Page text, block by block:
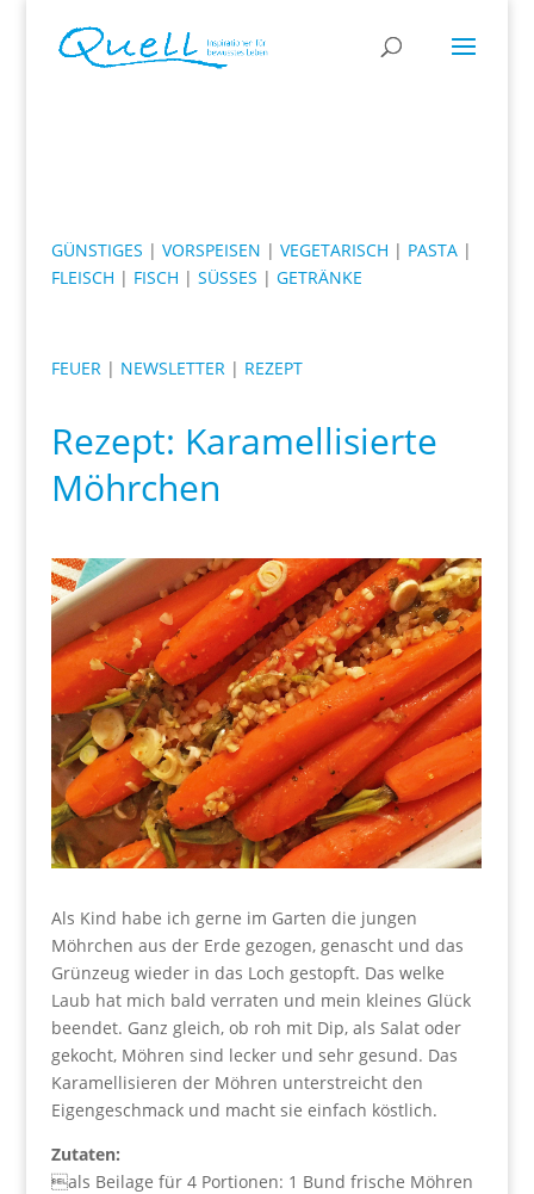
GÜNSTIGES | VORSPEISEN | VEGETARISCH | PASTA|
FLEISCH | FISCH | SÜSSES | GETRÄNKE
FEUER| NEWSLETTER| REZEPT
Rezept: Karamellisierte
Möhrchen
Als Kind habe ich gerne im Garten die jungen
Möhrchen aus der Erde gezogen, genascht und das
Grünzeug wieder in das Loch gestopft. Das welke
Laub hat mich bald verraten und mein kleines Glück
beendet. Ganz gleich, ob roh mit Dip, als Salat oder
gekocht, Möhren sind lecker und sehr gesund. Das
Karamellisieren der Möhren unterstreicht den
Eigengeschmack und macht sie einfach köstlich.
Zutaten:
als Beilage für 4 Portionen: 1 Bund frische Möhren